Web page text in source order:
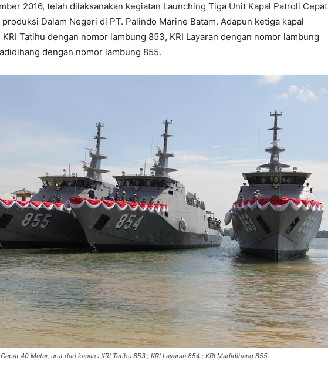
2016, telah dilaksanakan kegiatan Launching Tiga Unit Kapal Patroli Cepat
Dalam Negeri di PT. Palindo Marine Batam. Adapun ketiga kapal
Tatihu dengan nomor lambung 853, KRI Layaran dengan nomor lambung
dengan nomor lambung 855.
40 Meter, urut dari kanan : KRI Tatihu 853 ; KRI Layaran 854 ; KRI Madidihang 855.